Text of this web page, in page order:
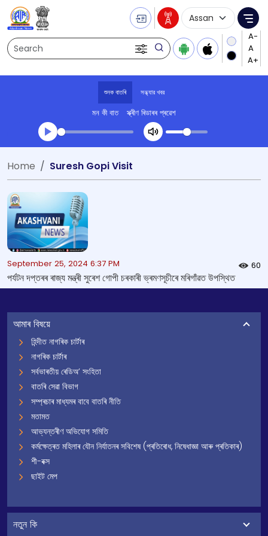
Search
Language
শুনক বাতৰি সন্ধ্যার খবর
মন কী বাত স্ক্ৰীণ ৰিডাৰৰ প্ৰৱেশ
Transcript summary
Home Suresh Gopi Visit
September 25, 2024 6:37 PM 60
পৰ্যটন দপ্তৰৰ ৰাজ্য মন্ত্ৰী সুৰেশ গোপী চৰকাৰী ভ্ৰমণসূচীৰে মৰিগাঁৱত উপস্থিত
আমাৰ বিষয়ে
হিন্দীত নাগৰিক চাৰ্টাৰ
নাগৰিক চাৰ্টাৰ
সৰ্বভাৰতীয় ৰেডিঅ’ সংহিতা
বাতৰি সেৱা বিভাগ
সম্প্ৰচাৰ মাধ্যমৰ বাবে বাতৰি নীতি
মতামত
আভ্যন্তৰীণ অভিযোগ সমিতি
কৰ্মক্ষেত্ৰত মহিলাৰ যৌন নিৰ্যাতনৰ সবিশেষ (প্ৰতিৰোধ, নিষেধাজ্ঞা আৰু প্ৰতিকাৰ)
শী-বক্স
ছাইট মেপ
নতুন কি